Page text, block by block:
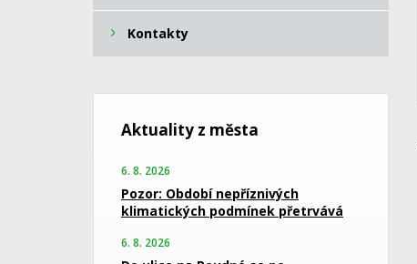
Kontakty
Aktuality z města
6. 8. 2026
Pozor: Období nepříznivých
klimatických podmínek přetrvává
6. 8. 2026